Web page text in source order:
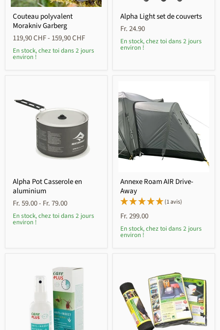
Couteau polyvalent
Morakniv Garberg
119,90 CHF- 159,90 CHF
En stock, chez toi dans 2 jours
environ !
Alpha Light set de couverts
Fr. 24.90
En stock, chez toi dans 2 jours
environ !
Alpha Pot Casserole en
aluminium
Fr. 59.00- Fr. 79.00
En stock, chez toi dans 2 jours
environ !
Annexe Roam AIR Drive-
Away
(1 avis)
Fr. 299.00
En stock, chez toi dans 2 jours
environ !